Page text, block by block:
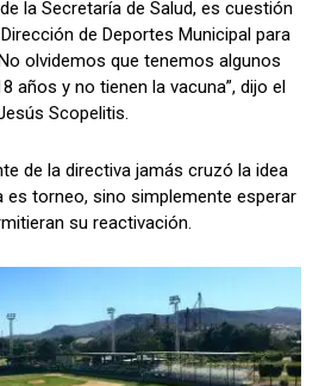
la Secretaría de Salud, es cuestión
de Deportes Municipal para
olvidemos que tenemos algunos
años y no tienen la vacuna”, dijo el
Scopelitis.
de la directiva jamás cruzó la idea
es torneo, sino simplemente esperar
su reactivación.